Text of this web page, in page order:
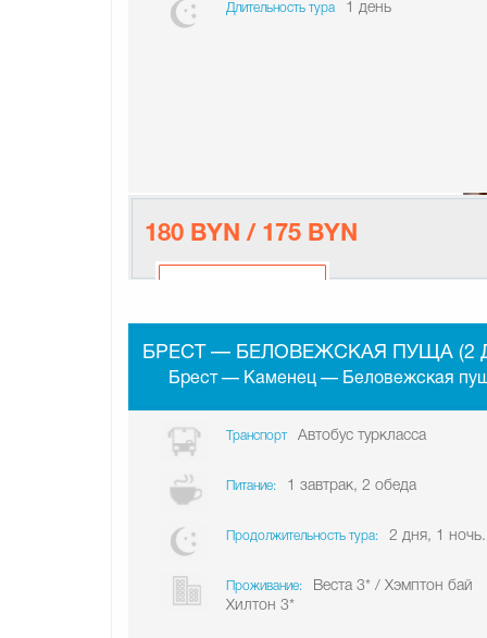
Длительность тура 1 день
180 BYN / 175 BYN
БРЕСТ — БЕЛОВЕЖСКАЯ ПУЩА (2
Брест — Каменец — Беловежская
Транспорт Автобус туркласса
Питание: 1 завтрак, 2 обеда
Продолжительность тура: 2 дня, 1 ночь.
Проживание:
Веста 3* / Хэмптон бай
Хилтон 3*